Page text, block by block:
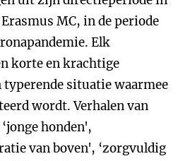
MC, in de periode
Elk
korte en krachtige
situatie waarmee
wordt. Verhalen van
honden',
van boven', ‘zorgvuldig